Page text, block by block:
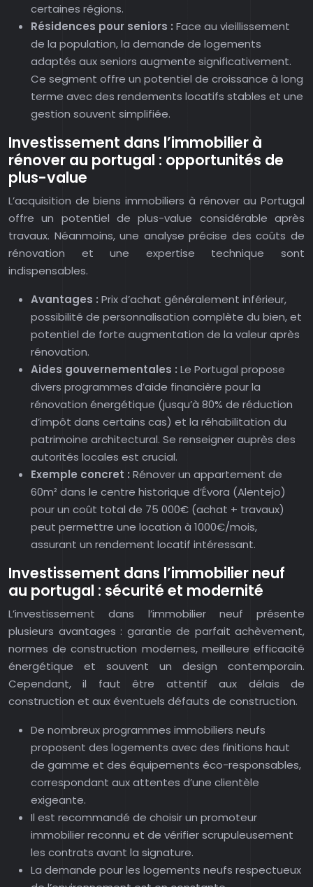
certaines régions.
Résidences pour seniors : Face au vieillissement
de la population, la demande de logements
adaptés aux seniors augmente significativement.
Ce segment offre un potentiel de croissance à long
terme avec des rendements locatifs stables et une
gestion souvent simplifiée.
Investissement dans l’immobilier à
rénover au portugal : opportunités de
plus-value
L’acquisition de biens immobiliers à rénover au Portugal
offre un potentiel de plus-value considérable après
travaux. Néanmoins, une analyse précise des coûts de
rénovation et une expertise technique sont
indispensables.
Avantages : Prix d’achat généralement inférieur,
possibilité de personnalisation complète du bien, et
potentiel de forte augmentation de la valeur après
rénovation.
Aides gouvernementales : Le Portugal propose
divers programmes d’aide financière pour la
rénovation énergétique (jusqu’à 80% de réduction
d’impôt dans certains cas) et la réhabilitation du
patrimoine architectural. Se renseigner auprès des
autorités locales est crucial.
Exemple concret : Rénover un appartement de
60m² dans le centre historique d’Évora (Alentejo)
pour un coût total de 75 000€ (achat + travaux)
peut permettre une location à 1000€/mois,
assurant un rendement locatif intéressant.
Investissement dans l’immobilier neuf
au portugal : sécurité et modernité
L’investissement dans l’immobilier neuf présente
plusieurs avantages : garantie de parfait achèvement,
normes de construction modernes, meilleure efficacité
énergétique et souvent un design contemporain.
Cependant, il faut être attentif aux délais de
construction et aux éventuels défauts de construction.
De nombreux programmes immobiliers neufs
proposent des logements avec des finitions haut
de gamme et des équipements éco-responsables,
correspondant aux attentes d’une clientèle
exigeante.
Il est recommandé de choisir un promoteur
immobilier reconnu et de vérifier scrupuleusement
les contrats avant la signature.
La demande pour les logements neufs respectueux